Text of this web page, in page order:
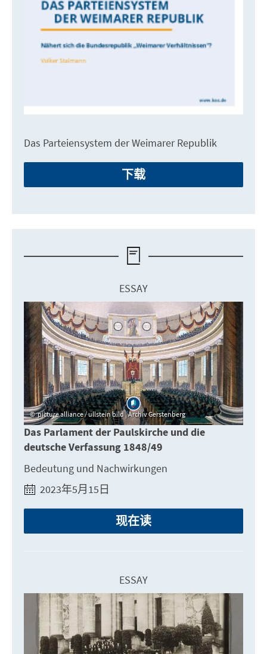
Das Parteiensystem der Weimarer Republik
下载
ESSAY
picture alliance / ullstein bild | Archiv Gerstenberg
Das Parlament der Paulskirche und die
deutsche Verfassung 1848/49
Bedeutung und Nachwirkungen
2023年5月15日
现在读
ESSAY